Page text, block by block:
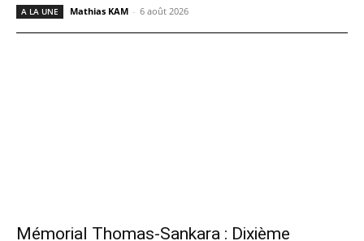
A LA UNE Mathias KAM - 6 août 2026
Mémorial Thomas-Sankara : Dixième